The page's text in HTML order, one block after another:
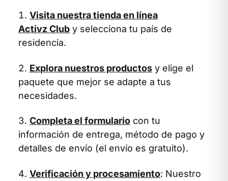
Visita nuestra tienda en línea
Activz Club y selecciona tu país de
residencia.
Explora nuestros productos y elige el
paquete que mejor se adapte a tus
necesidades.
Completa el formulario con tu
información de entrega, método de pago y
detalles de envío (el envío es gratuito).
Verificación y procesamiento: Nuestro